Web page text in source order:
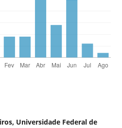
Universidade Federal de